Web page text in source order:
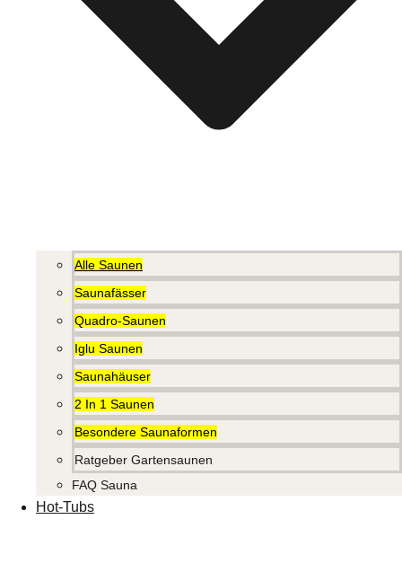
Alle Saunen
Saunafässer
Quadro-Saunen
Iglu Saunen
Saunahäuser
2 In 1 Saunen
Besondere Saunaformen
Ratgeber Gartensaunen
FAQ Sauna
Hot-Tubs